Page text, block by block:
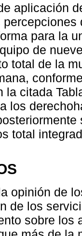
aplicación
para la
de
total de la
la citada
los
total
opinión de
de los
sobre los